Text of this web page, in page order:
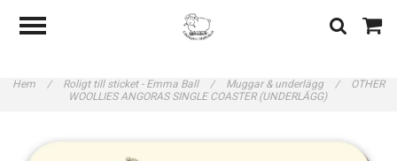
Hem / Roligt till sticket - Emma Ball / Muggar & underlägg /
OTHER
WOOLLIES ANGORAS SINGLE COASTER (UNDERLÄGG)